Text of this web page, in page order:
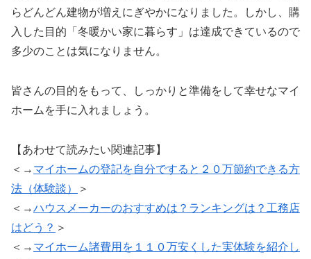
らどんどん建物が増えにぎやかになりました。しかし、 購
入した目的「冬暖かい家に暮らす」 は達成できているので
多少のことは気になりません。
皆さんの目的をもって、
しっかりと準備をして幸せなマイ
ホームを手に入れましょう。
【あわせて読みたい関連記事】
＜→ マイホームの登記を自分ですると２０万節約できる方
法（体験談）
＞
＜→ハウスメーカーのおすすめは？ランキングは？工務店
はどう？ ＞
＜→ マイホーム諸費用を１１０万安くした実体験を紹介し